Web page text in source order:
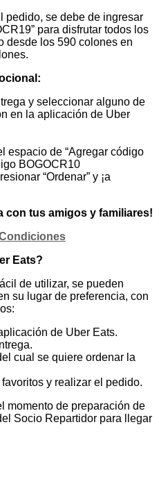
pedido, se debe de ingresar
para disfrutar todos los
desde los 590 colones en
y seleccionar alguno de
en la aplicación de Uber
espacio de “Agregar código
BOGOCR10
“Ordenar” y ¡a
con tus amigos y familiares!
Eats?
de utilizar, se pueden
su lugar de preferencia, con
de Uber Eats.
cual se quiere ordenar la
y realizar el pedido.
momento de preparación de
Socio Repartidor para llegar